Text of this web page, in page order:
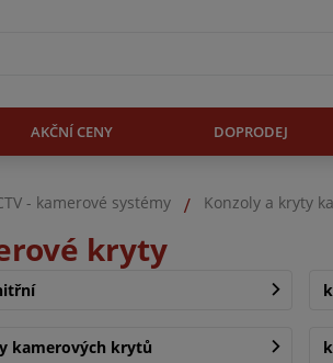
AKČNÍ CENY DOPRODEJ
- kamerové systémy Konzoly a kryty
kryty
kamerových krytů